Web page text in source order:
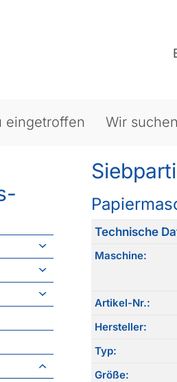
eingetroffen Wir suchen
Technische
Maschine:
Artikel-Nr.:
Hersteller:
Typ:
Größe: